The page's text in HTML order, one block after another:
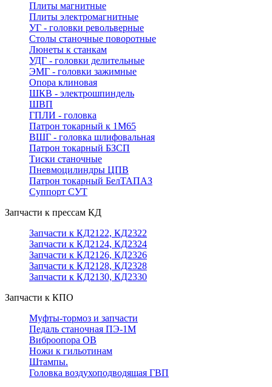
Плиты магнитные
Плиты электромагнитные
УГ - головки револьверные
Столы станочные поворотные
Люнеты к станкам
УДГ - головки делительные
ЭМГ - головки зажимные
Опора клиновая
ШКВ - электрошпиндель
ШВП
ГПЛИ - головка
Патрон токарный к 1М65
ВШГ - головка шлифовальная
Патрон токарный БЗСП
Тиски станочные
Пневмоцилиндры ЦПВ
Патрон токарный БелТАПАЗ
Суппорт СУТ
Запчасти к прессам КД
Запчасти к КД2122, КД2322
Запчасти к КД2124, КД2324
Запчасти к КД2126, КД2326
Запчасти к КД2128, КД2328
Запчасти к КД2130, КД2330
Запчасти к КПО
Муфты-тормоз и запчасти
Педаль станочная ПЭ-1М
Виброопора ОВ
Ножи к гильотинам
Штампы.
Головка воздухоподводящая ГВП